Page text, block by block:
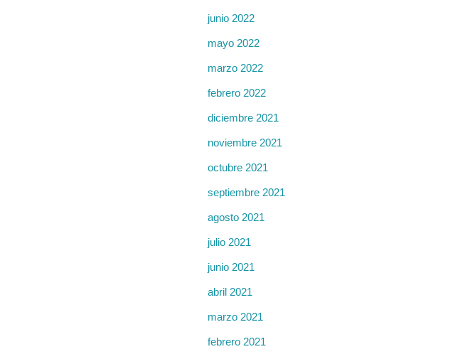
junio 2022
mayo 2022
marzo 2022
febrero 2022
diciembre 2021
noviembre 2021
octubre 2021
septiembre 2021
agosto 2021
julio 2021
junio 2021
abril 2021
marzo 2021
febrero 2021